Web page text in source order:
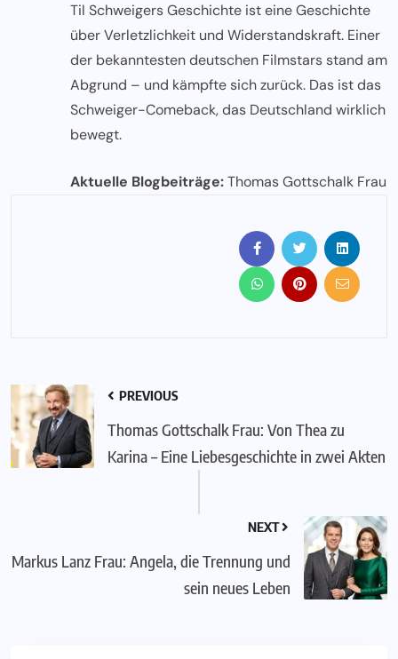
Til Schweigers Geschichte ist eine Geschichte
über Verletzlichkeit und Widerstandskraft. Einer
der bekanntesten deutschen Filmstars stand am
Abgrund – und kämpfte sich zurück. Das ist das
Schweiger-Comeback, das Deutschland wirklich
bewegt.
Aktuelle Blogbeiträge:Thomas Gottschalk Frau
PREVIOUS
Thomas Gottschalk Frau: Von Thea zu
Karina – Eine Liebesgeschichte in zwei Akten
NEXT
Markus Lanz Frau: Angela, die Trennung und
sein neues Leben